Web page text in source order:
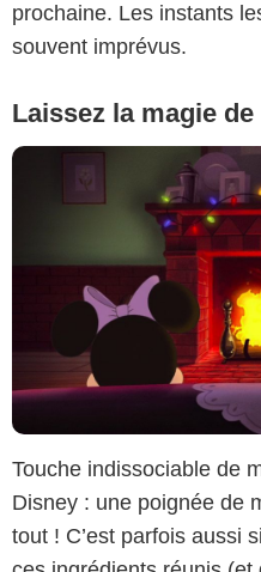
prochaine. Les instants
souvent imprévus.
Laissez la magie
Touche indissociable de
Disney : une poignée de
tout ! C’est parfois aussi